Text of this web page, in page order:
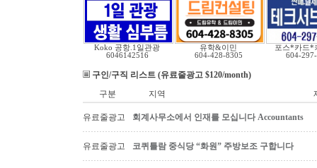
Koko 공항.1일관광
6046142516
유학&이민
604-428-8305
포스*카드*
604-
구인/구직 리스트 (유료줄광고 $120/month)
구분
지역
유료줄광고 회계사무소에서 인재를 모십니다 Accountants
유료줄광고 코퀴틀람 중식당 “화원” 주방보조 구합니다